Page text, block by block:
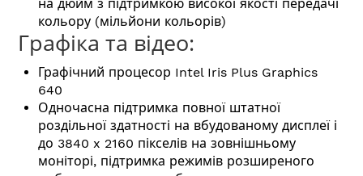
на дюйм з підтримкою високої якості передачі
кольору (мільйони кольорів)
Графіка та відео:
Графічний процесор Intel Iris Plus Graphics
640
Одночасна підтримка повної штатної
роздільної здатності на вбудованому дисплеї і
до 3840 x 2160 пікселів на зовнішньому
моніторі, підтримка режимів розширеного